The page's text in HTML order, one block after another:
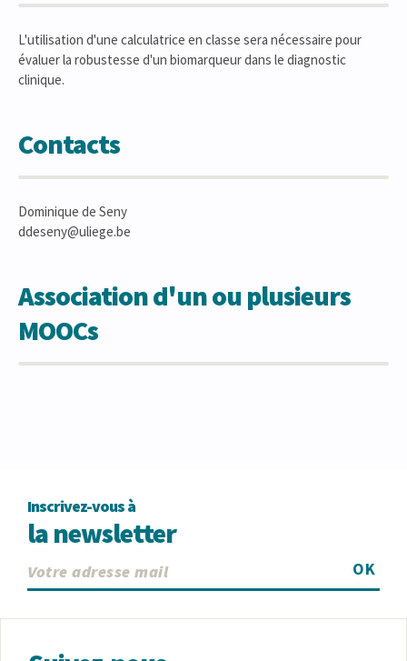
L'utilisation d'une calculatrice en classe sera nécessaire pour
évaluer la robustesse d'un biomarqueur dans le diagnostic
clinique.
Contacts
Dominique de Seny
ddeseny@uliege.be
Association d'un ou plusieurs
MOOCs
Inscrivez-vous à
la newsletter
OK